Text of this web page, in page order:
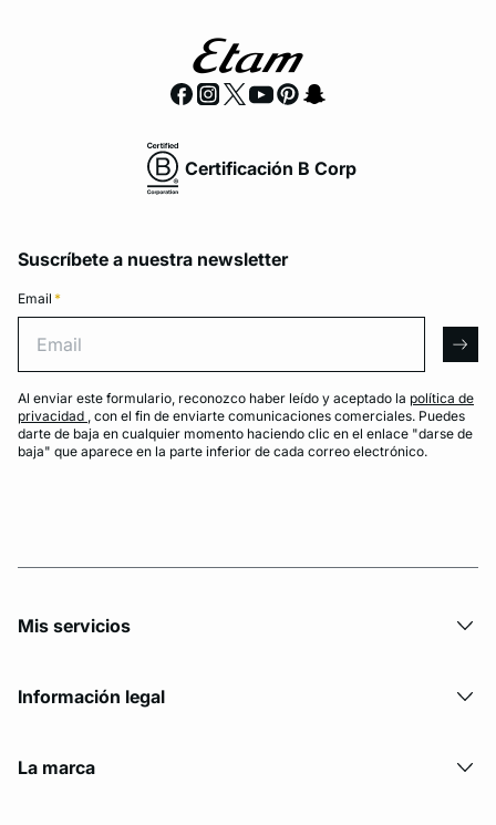
Certificación B Corp
Suscríbete a nuestra newsletter
Email *
Al enviar este formulario, reconozco haber leído y aceptado la política de
privacidad , con el fin de enviarte comunicaciones comerciales. Puedes
darte de baja en cualquier momento haciendo clic en el enlace "darse de
baja" que aparece en la parte inferior de cada correo electrónico.
Mis servicios
Información legal
La marca